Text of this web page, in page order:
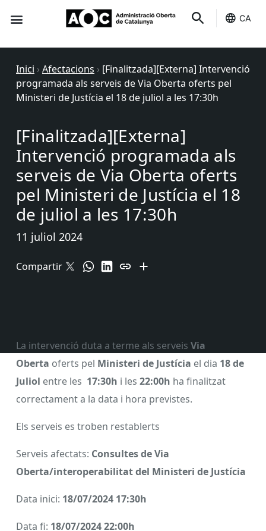
CA
Inici › Afectacions › [Finalitzada][Externa] Intervenció
programada als serveis de Via Oberta oferts pel
Ministeri de Justícia el 18 de juliol a les 17:30h
[Finalitzada][Externa]
Intervenció programada als
serveis de Via Oberta oferts
pel Ministeri de Justícia el 18
de juliol a les 17:30h
11 juliol 2024
Compartir
La intervenció duta a terme als serveis Via
Oberta oferts pel Ministeri de Justícia el dia 18 de
Juliol entre les 17:30h i les 22:00h ha finalitzat
correctament a la data i hora previstes.
Els serveis es troben restablerts
Serveis afectats: Consultes de Via
Oberta/interoperabilitat del Ministeri de Justícia
Data inici: 18/07/2024 17:30h
Data fi: 18/07/2024 22:00h